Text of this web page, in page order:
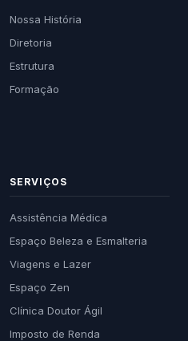
Nossa História
Diretoria
Estrutura
Formação
SERVIÇOS
Assistência Médica
Espaço Beleza e Esmalteria
Viagens e Lazer
Espaço Zen
Clínica Doutor Ágil
Imposto de Renda